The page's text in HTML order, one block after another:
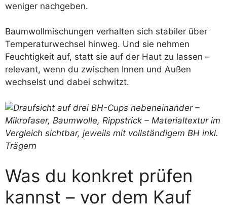
weniger nachgeben.
Baumwollmischungen verhalten sich stabiler über
Temperaturwechsel hinweg. Und sie nehmen
Feuchtigkeit auf, statt sie auf der Haut zu lassen –
relevant, wenn du zwischen Innen und Außen
wechselst und dabei schwitzt.
Was du konkret prüfen
kannst – vor dem Kauf